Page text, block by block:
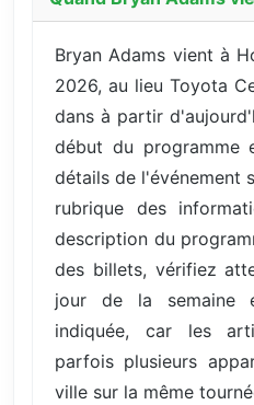
Bryan Adams vient à
2026, au lieu Toyota
dans à partir
début du programme
détails de l'événement
rubrique des
description du
des billets, vérifiez
jour de la semaine
indiquée, car les
parfois plusieurs
ville sur la même